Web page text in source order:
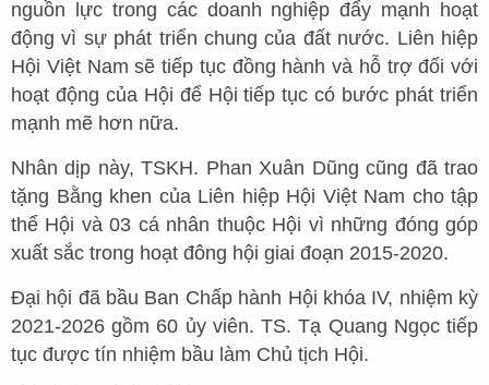
nguồn lực trong các doanh nghiệp đẩy mạnh hoạt
động vì sự phát triển chung của đất nước. Liên hiệp
Hội Việt Nam sẽ tiếp tục đồng hành và hỗ trợ đối với
hoạt động của Hội để Hội tiếp tục có bước phát triển
mạnh mẽ hơn nữa.
Nhân dịp này, TSKH. Phan Xuân Dũng cũng đã trao
tặng Bằng khen của Liên hiệp Hội Việt Nam cho tập
thể Hội và 03 cá nhân thuộc Hội vì những đóng góp
xuất sắc trong hoạt đông hội giai đoạn 2015-2020.
Đại hội đã bầu Ban Chấp hành Hội khóa IV, nhiệm kỳ
2021-2026 gồm 60 ủy viên. TS. Tạ Quang Ngọc tiếp
tục được tín nhiệm bầu làm Chủ tịch Hội.